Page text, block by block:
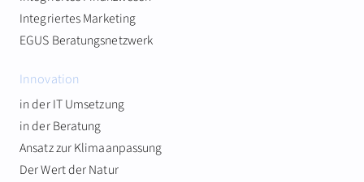
Integriertes Marketing
EGUS Beratungsnetzwerk
Innovation
in der IT Umsetzung
in der Beratung
Ansatz zur Klimaanpassung
Der Wert der Natur